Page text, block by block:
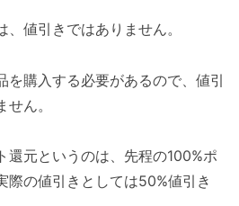
値引きではありません。
を購入する必要があるので、値引
ん。
還元というのは、先程の100%ポ
際の値引きとしては50%値引き